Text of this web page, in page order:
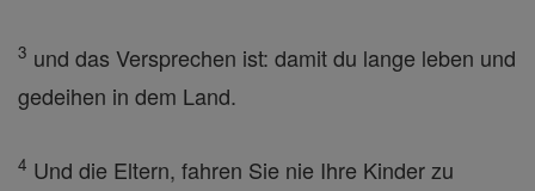
3 und das Versprechen ist: damit du lange leben und
gedeihen in dem Land.
4 Und die Eltern, fahren Sie nie Ihre Kinder zu